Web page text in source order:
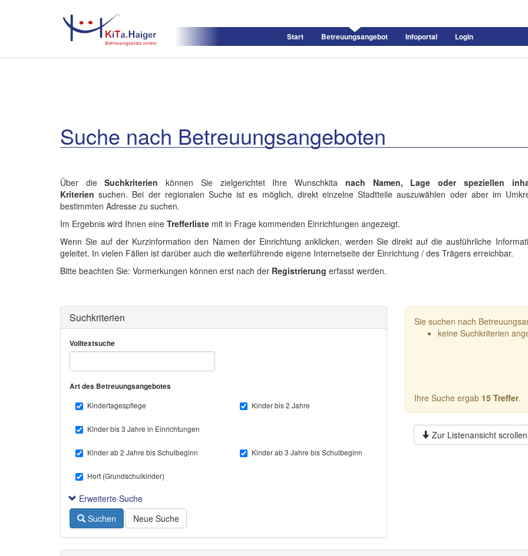
Start Betreuungsangebot Infoportal Login
Suche nach Betreuungsangeboten
Über dieSuchkriterien können Sie zielgerichtet Ihre Wunschkita nach Namen, Lage oder speziellen
Kriterien suchen. Bei der regionalen Suche ist es möglich, direkt einzelne Stadtteile auszuwählen oder aber im
bestimmten Adresse zu suchen.
Im Ergebnis wird Ihnen eine Trefferliste mit in Frage kommenden Einrichtungen angezeigt.
Wenn Sie auf der Kurzinformation den Namen der Einrichtung anklicken, werden Sie direkt auf die ausführliche
geleitet. In vielen Fällen ist darüber auch die weiterführende eigene Internetseite der Einrichtung / des Trägers erreichbar.
Bitte beachten Sie: Vormerkungen können erst nach der Registrierung erfasst werden.
Suchkriterien
Volltextsuche
Art des Betreuungsangebotes
Kindertagespflege
Kinder bis 2 Jahre
Kinder bis 3 Jahre in Einrichtungen
Kinder ab 2 Jahre bis Schulbeginn Kinder ab 3 Jahre bis Schulbeginn
Hort (Grundschulkinder)
Erweiterte Suche
Suchen
Neue Suche
Sie suchen nach
keine Suchkriterien
Ihre Suche ergab 15 Treffer.
Zur Listenansicht scrollen